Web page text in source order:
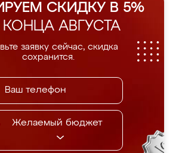
СКИДКУ В 5%
АВГУСТА
заявку сейчас, скидка
сохранится.
Желаемый бюджет